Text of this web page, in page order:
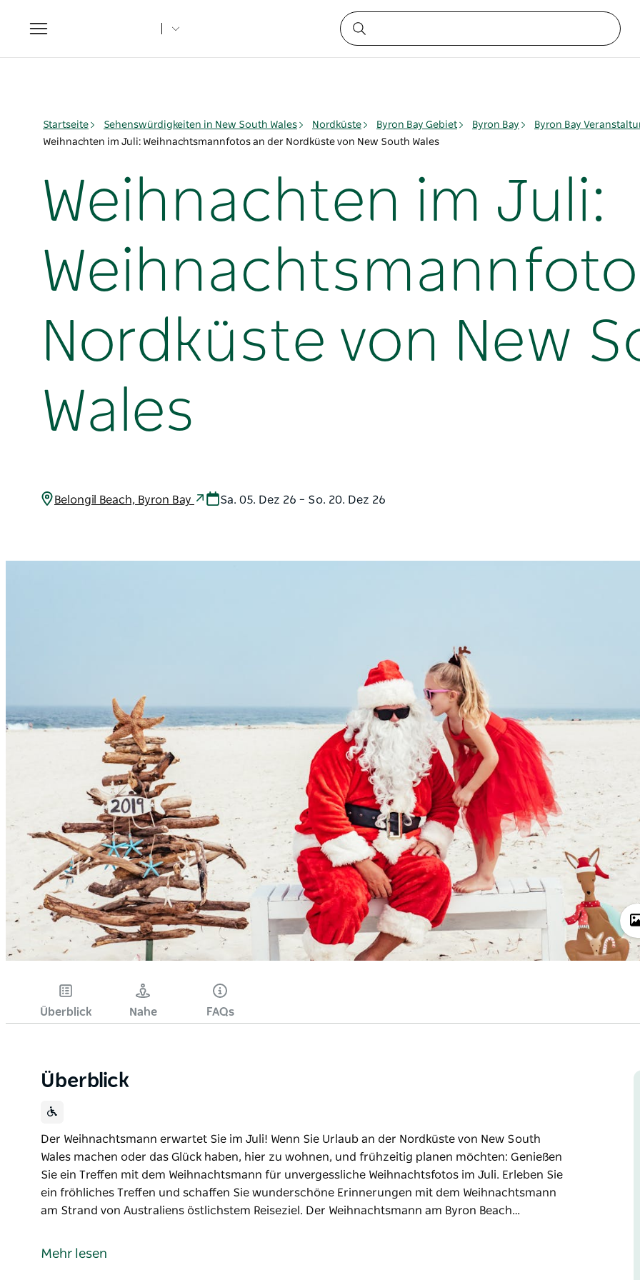
Toggle
navigation
Startseite Sehenswürdigkeiten in New South Wales Nordküste Byron Bay Gebiet Byron Bay
Byron Bay
Weihnachten im Juli: Weihnachtsmannfotos an der Nordküste von New South Wales
Weihnachten im Juli:
Nordküste von New
Wales
Belongil Beach, Byron Bay Sa. 05. Dez 26 – So. 20. Dez 26
Überblick Nahe FAQs
Überblick
Der Weihnachtsmann erwartet Sie im Juli! Wenn Sie Urlaub an der Nordküste von New South
Wales machen oder das Glück haben, hier zu wohnen, und frühzeitig planen möchten: Genießen
Sie ein Treffen mit dem Weihnachtsmann für unvergessliche Weihnachtsfotos im Juli. Erleben Sie
ein fröhliches Treffen und schaffen Sie wunderschöne Erinnerungen mit dem Weihnachtsmann
am Strand von Australiens östlichstem Reiseziel. Der Weihnachtsmann am Byron Beach…
Wales machen oder das Glück haben, hier zu wohnen, und frühzeitig planen möchten:
Mehr lesen